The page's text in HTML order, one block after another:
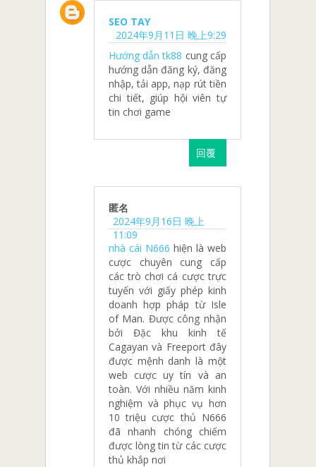
SEO TAY
2024年9月11日 晚上9:29
Hướng dẫn tk88 cung cấp
hướng dẫn đăng ký, đăng
nhập, tải app, nạp rút tiền
chi tiết, giúp hội viên tự
tin chơi game
回覆
匿名
2024年9月16日 晚上
11:09
nhà cái N666 hiện là web
cược chuyên cung cấp
các trò chơi cá cược trực
tuyến với giấy phép kinh
doanh hợp pháp từ Isle
of Man. Được công nhận
bởi Đặc khu kinh tế
Cagayan và Freeport đây
được mệnh danh là một
web cược uy tín và an
toàn. Với nhiều năm kinh
nghiệm và phục vụ hơn
10 triệu cược thủ N666
đã nhanh chóng chiếm
được lòng tin từ các cược
thủ khắp nơi